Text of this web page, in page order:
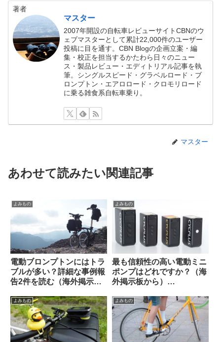
著者
マスター
2007年開設の自転車レビューサイトCBNのウ
ェブマスターとして累計22,000件のユーザー
投稿に目を通す。CBN Blogの企画立案・編
集・校正を担当するかたわら日々のニュー
ス・製品レビュー・エディトリアル記事を執
筆。シングルスピード・グラベルロード・ブ
ロンプトン・エアロロード・クロモリロード
に乗る雑食系自転車乗り。
マスター
あわせて読みたい関連記事
よみもの
電動ブロンプトンにはトラ
ブルが多い？詳細な事例報
告2件を読む（海外掲示板
よみもの
最も信頼性の高い電動ミニ
ポンプはどれですか？（海
外掲示板から）
Silca / Fanttik / Trek /
Fumpa Pumpa】
よみもの よみもの